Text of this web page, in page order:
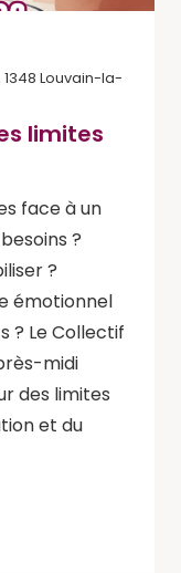
limites
Louvain-la-
face à un
?
?
émotionnel
? Le Collectif
midi
des limites
et du